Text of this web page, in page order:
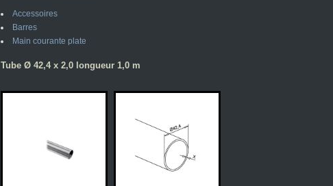
Accessoires
Barres
Main courante plate
Tube Ø 42,4 x 2,0 longueur 1,0 m